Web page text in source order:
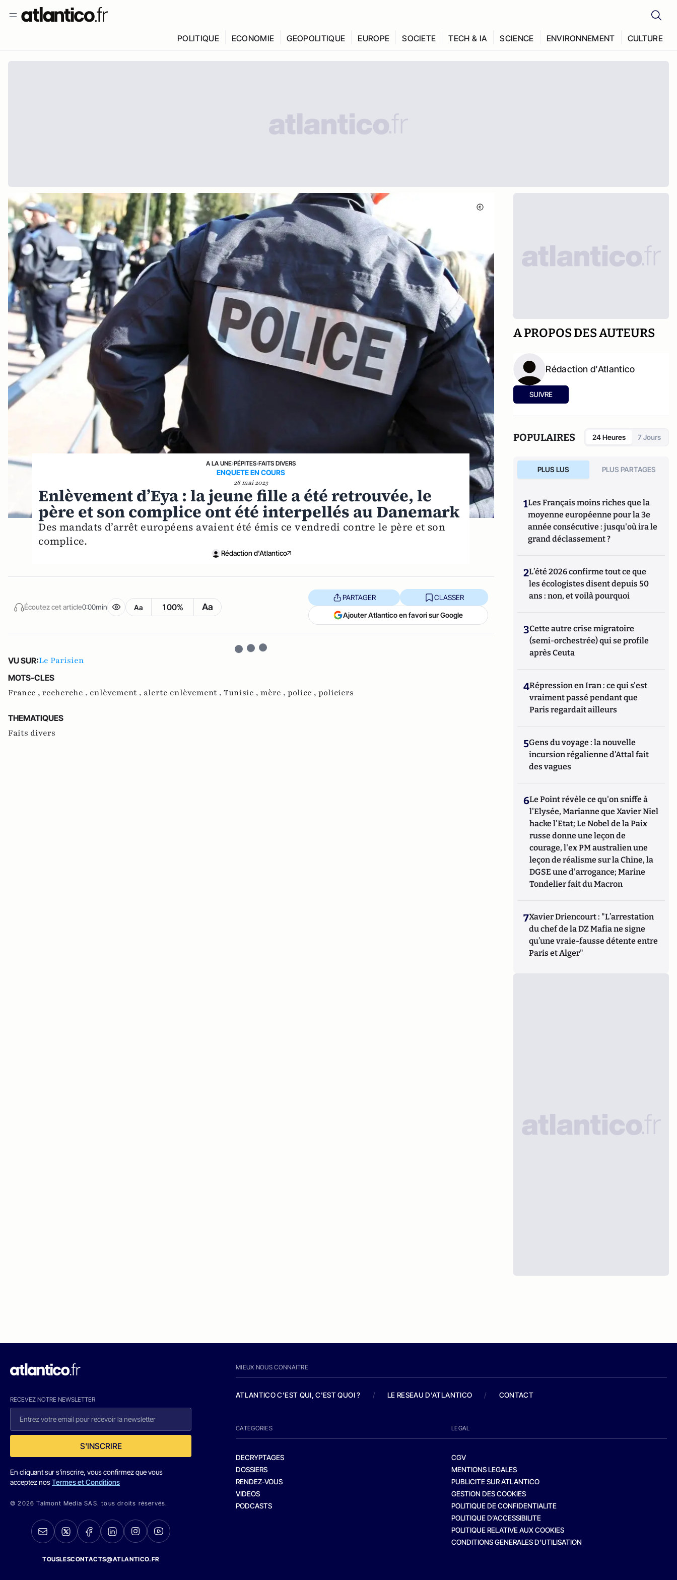
POLITIQUE ECONOMIE GEOPOLITIQUE EUROPE SOCIETE TECH & IA SCIENCE ENVIRONNEMENT CULTURE
A LA UNE›PÉPITES›FAITS DIVERS
ENQUETE EN COURS
26 mai 2023
Enlèvement d’Eya : la jeune fille a été retrouvée, le
père et son complice ont été interpellés au Danemark
Des mandats d’arrêt européens avaient été émis ce vendredi contre le père et son
complice.
Rédaction d'Atlantico
Écoutez cet article0:00min Aa 100% Aa
PARTAGER CLASSER
Ajouter Atlantico en favori sur Google
VU SUR:Le Parisien
MOTS-CLES
France , recherche , enlèvement , alerte enlèvement , Tunisie , mère , police , policiers
THEMATIQUES
Faits divers
A PROPOS DES AUTEURS
Rédaction d'Atlantico
SUIVRE
POPULAIRES 24 Heures 7 Jours
PLUS LUS PLUS PARTAGES
1Les Français moins riches que la
moyenne européenne pour la 3e
année consécutive : jusqu'où ira le
grand déclassement ?
2L’été 2026 confirme tout ce que
les écologistes disent depuis 50
ans : non, et voilà pourquoi
3Cette autre crise migratoire
(semi-orchestrée) qui se profile
après Ceuta
4Répression en Iran : ce qui s'est
vraiment passé pendant que
Paris regardait ailleurs
5Gens du voyage : la nouvelle
incursion régalienne d'Attal fait
des vagues
6Le Point révèle ce qu'on sniffe à
l'Elysée, Marianne que Xavier Niel
hacke l'Etat; Le Nobel de la Paix
russe donne une leçon de
courage, l'ex PM australien une
leçon de réalisme sur la Chine, la
DGSE une d'arrogance; Marine
Tondelier fait du Macron
7Xavier Driencourt : "L’arrestation
du chef de la DZ Mafia ne signe
qu’une vraie-fausse détente entre
Paris et Alger"
RECEVEZ NOTRE NEWSLETTER
S'INSCRIRE
En cliquant sur s'inscrire, vous confirmez que vous
acceptez nosTermes et Conditions
© 2026 Talmont Media SAS. tous droits réservés.
TOUSLESCONTACTS@ATLANTICO.FR
MIEUX NOUS CONNAITRE
ATLANTICO C'EST QUI, C'EST QUOI ? / LE RESEAU D'ATLANTICO / CONTACT
CATEGORIES
DECRYPTAGES
DOSSIERS
RENDEZ-VOUS
VIDEOS
PODCASTS
LEGAL
CGV
MENTIONS LEGALES
PUBLICITE SUR ATLANTICO
GESTION DES COOKIES
POLITIQUE DE CONFIDENTIALITE
POLITIQUE D’ACCESSIBILITE
POLITIQUE RELATIVE AUX COOKIES
CONDITIONS GENERALES D’UTILISATION